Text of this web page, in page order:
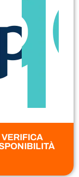
VERIFICA